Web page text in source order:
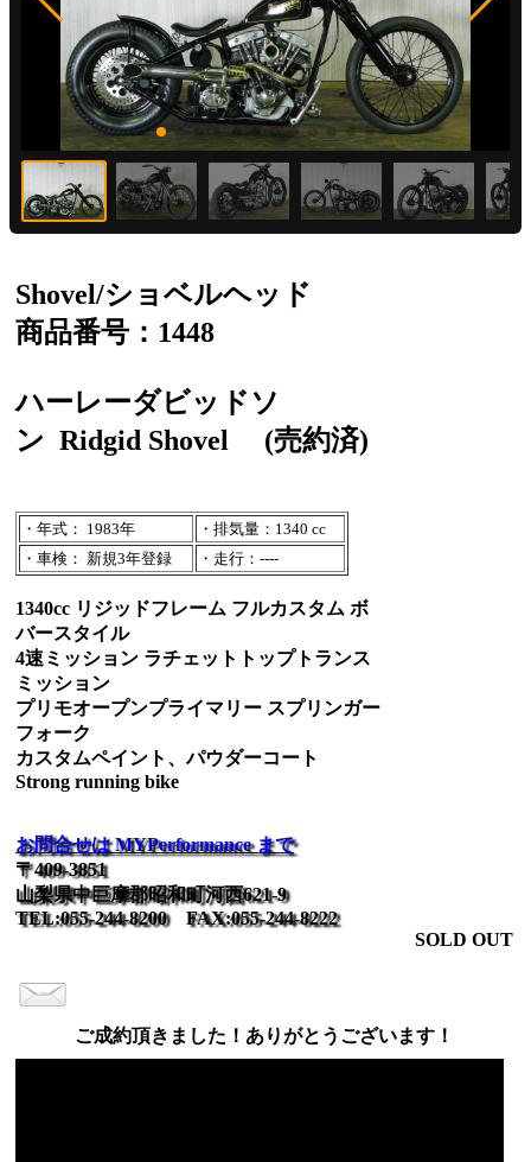
Shovel/ショベルヘッド
商品番号：1448
ハーレーダビッドソ
ン Ridgid Shovel (売約済)
・年式： 1983年
・排気量：1340 cc
・車検： 新規3年登録
・走行：----
1340cc リジッドフレーム フルカスタム ボ
バースタイル
4速ミッション ラチェットトップトランス
ミッション
プリモオープンプライマリー スプリンガー
フォーク
カスタムペイント、パウダーコート
Strong running bike
お問合せは MYPerformance まで
〒409-3851
山梨県中巨摩郡昭和町河西621-9
TEL:055-244-8200 FAX:055-244-8222
SOLD OUT
ご成約頂きました！ありがとうございます！